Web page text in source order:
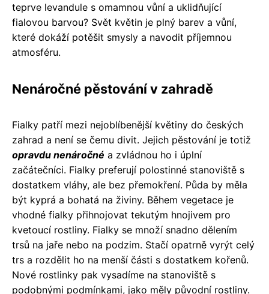
teprve levandule s omamnou vůní a uklidňující
fialovou barvou? Svět květin je plný barev a vůní,
které dokáží potěšit smysly a navodit příjemnou
atmosféru.
Nenáročné pěstování v zahradě
Fialky patří mezi nejoblíbenější květiny do českých
zahrad a není se čemu divit. Jejich pěstování je totiž
opravdu nenáročné a zvládnou ho i úplní
začátečníci. Fialky preferují polostinné stanoviště s
dostatkem vláhy, ale bez přemokření. Půda by měla
být kyprá a bohatá na živiny. Během vegetace je
vhodné fialky přihnojovat tekutým hnojivem pro
kvetoucí rostliny. Fialky se množí snadno dělením
trsů na jaře nebo na podzim. Stačí opatrně vyrýt celý
trs a rozdělit ho na menší části s dostatkem kořenů.
Nové rostlinky pak vysadíme na stanoviště s
podobnými podmínkami, jako měly původní rostliny.